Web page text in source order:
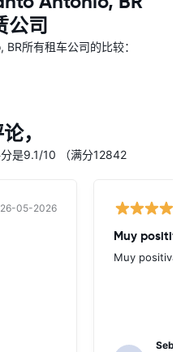
公司
所有租车公司的比较：
，
是9.1/10 （满分12842
26-05-2026
Muy
Muy positiva